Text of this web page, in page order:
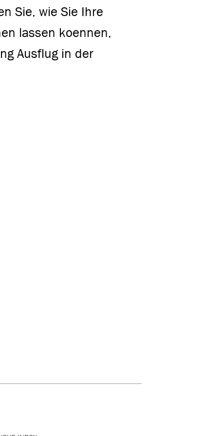
Sie, wie Sie Ihre
lassen koennen,
Ausflug in der